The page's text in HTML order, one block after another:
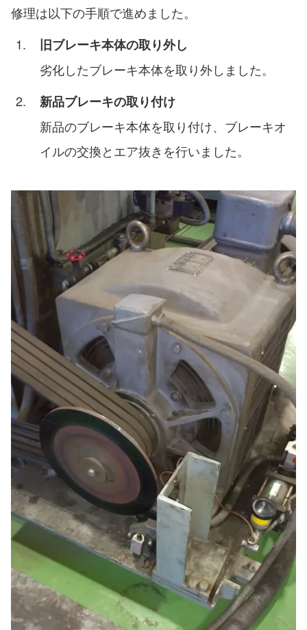
修理は以下の手順で進めました。
旧ブレーキ本体の取り外し
劣化したブレーキ本体を取り外しました。
新品ブレーキの取り付け
新品のブレーキ本体を取り付け、ブレーキオ
イルの交換とエア抜きを行いました。